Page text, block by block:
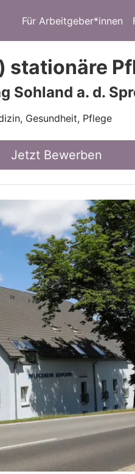
Für Arbeitgeber*innen
stationäre
a. d.
Gesundheit, Pflege
Jetzt Bewerben